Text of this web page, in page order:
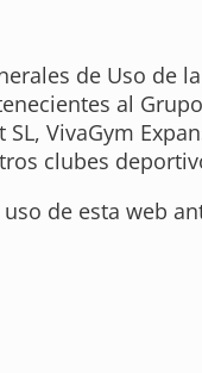
de Uso de
al
VivaGym
clubes
de esta web